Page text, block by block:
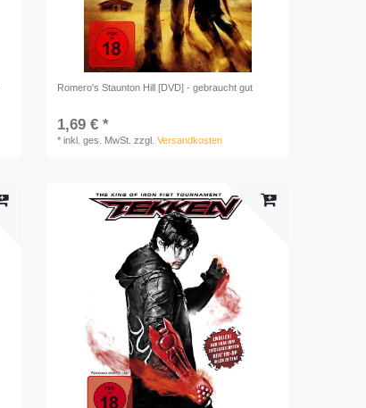
Romero's Staunton Hill [DVD] - gebraucht gut
1,69 € *
*inkl. ges. MwSt. zzgl.Versandkosten